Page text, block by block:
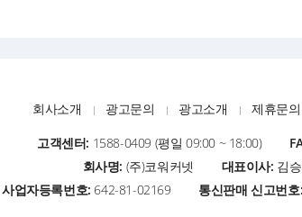
회사소개 광고문의 광고소개 제휴문의
고객센터: 1588-0409 (평일 09:00 ~ 18:00)
회사명: (주)코워커넷 대표이사: 김
사업자등록번호: 642-81-02169 통신판매 신고번호: